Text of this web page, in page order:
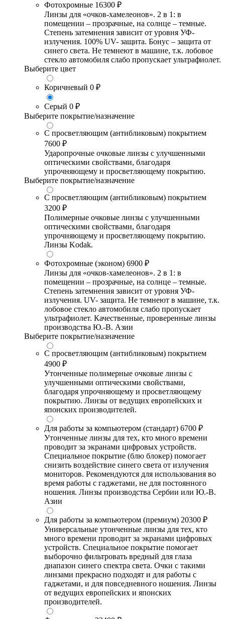
Фотохромные 16300 ₽
Линзы для «очков-хамелеонов». 2 в 1: в
помещении – прозрачные, на солнце – темные.
Степень затемнения зависит от уровня УФ-
излучения. 100% UV- защита. Бонус – защита от
синего света. Не темнеют в машине, т.к. лобовое
стекло автомобиля слабо пропускает ультрафиолет.
Выберите цвет
Коричневый 0 ₽
Серый 0 ₽
Выберите покрытие/назначение
С просветляющим (антибликовым) покрытием
7600 ₽
Ударопрочные очковые линзы с улучшенными
оптическими свойствами, благодаря
упрочняющему и просветляющему покрытию.
Выберите покрытие/назначение
С просветляющим (антибликовым) покрытием
3200 ₽
Полимерные очковые линзы с улучшенными
оптическими свойствами, благодаря
упрочняющему и просветляющему покрытию.
Линзы Kodak.
Фотохромные (эконом) 6900 ₽
Линзы для «очков-хамелеонов». 2 в 1: в
помещении – прозрачные, на солнце – темные.
Степень затемнения зависит от уровня УФ-
излучения. UV- защита. Не темнеют в машине, т.к.
лобовое стекло автомобиля слабо пропускает
ультрафиолет. Качественные, проверенные линзы
производства Ю.-В. Азии
Выберите покрытие/назначение
С просветляющим (антибликовым) покрытием
4900 ₽
Утонченные полимерные очковые линзы с
улучшенными оптическими свойствами,
благодаря упрочняющему и просветляющему
покрытию. Линзы от ведущих европейских и
японских производителей.
Для работы за компьютером (стандарт) 6700 ₽
Утонченные линзы для тех, кто много времени
проводит за экранами цифровых устройств.
Специальное покрытие (блю блокер) помогает
снизить воздействие синего света от излучения
мониторов. Рекомендуются для использования во
время работы с гаджетами, не для постоянного
ношения. Линзы производства Сербии или Ю.-В.
Азии
Для работы за компьютером (премиум) 20300 ₽
Универсальные утонченные линзы для тех, кто
много времени проводит за экранами цифровых
устройств. Специальное покрытие помогает
выборочно фильтровать вредный для глаза
диапазон синего спектра света. Очки с такими
линзами прекрасно подходят и для работы с
гаджетами, и для повседневного ношения. Линзы
от ведущих европейских и японских
производителей.